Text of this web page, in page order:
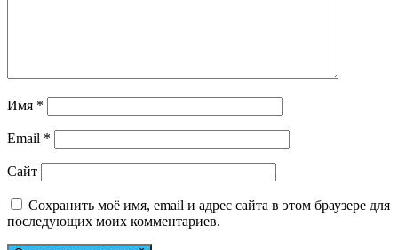
Имя *
Email *
Сайт
Сохранить моё имя, email и адрес сайта в этом браузере для
последующих моих комментариев.